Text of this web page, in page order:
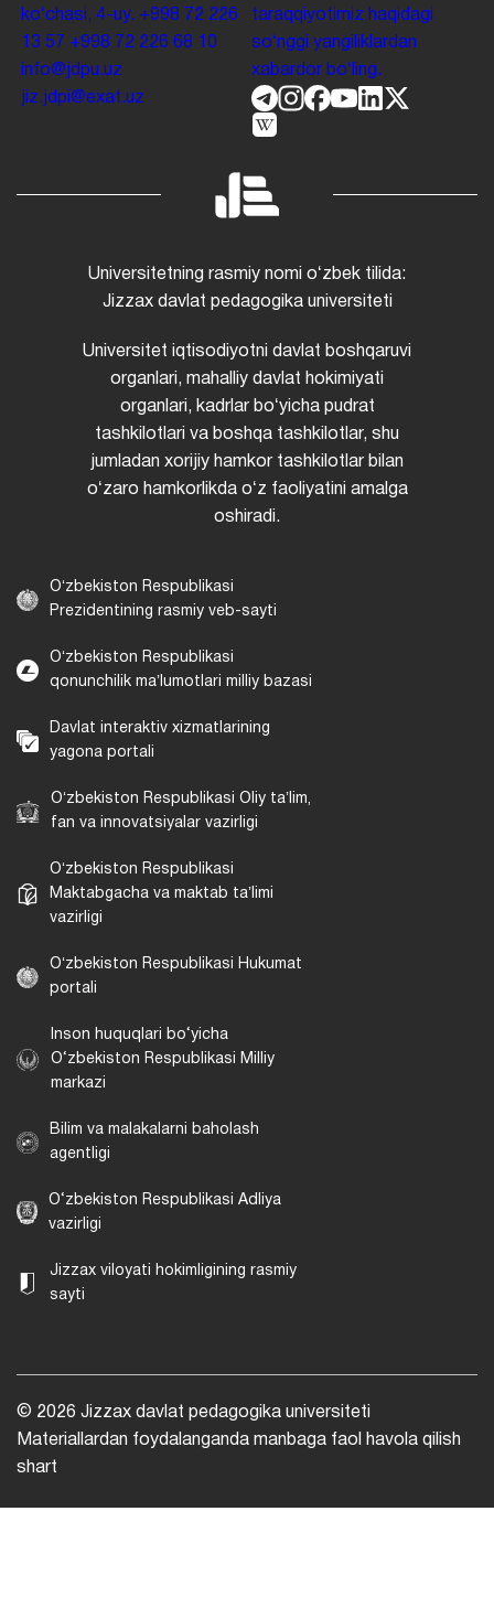
koʻchasi, 4-uy. +998 72 226
13 57 +998 72 226 68 10
info@jdpu.uz
jiz.jdpi@exat.uz
taraqqiyotimiz haqidagi
soʻnggi yangiliklardan
xabardor boʻling.
Universitetning rasmiy nomi oʻzbek tilida:
Jizzax davlat pedagogika universiteti
Universitet iqtisodiyotni davlat boshqaruvi
organlari, mahalliy davlat hokimiyati
organlari, kadrlar boʻyicha pudrat
tashkilotlari va boshqa tashkilotlar, shu
jumladan xorijiy hamkor tashkilotlar bilan
oʻzaro hamkorlikda oʻz faoliyatini amalga
oshiradi.
Oʻzbekiston Respublikasi
Prezidentining rasmiy veb-sayti
Oʻzbekiston Respublikasi
qonunchilik maʼlumotlari milliy bazasi
Davlat interaktiv xizmatlarining
yagona portali
Oʻzbekiston Respublikasi Oliy taʼlim,
fan va innovatsiyalar vazirligi
Oʻzbekiston Respublikasi
Maktabgacha va maktab taʼlimi
vazirligi
Oʻzbekiston Respublikasi Hukumat
portali
Inson huquqlari bo‘yicha
O‘zbekiston Respublikasi Milliy
markazi
Bilim va malakalarni baholash
agentligi
O‘zbekiston Respublikasi Adliya
vazirligi
Jizzax viloyati hokimligining rasmiy
sayti
© 2026 Jizzax davlat pedagogika universiteti
Materiallardan foydalanganda manbaga faol havola qilish
shart